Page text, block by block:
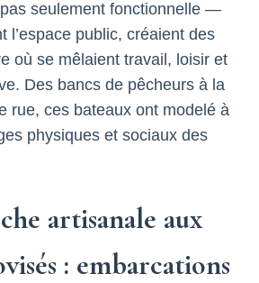
pas seulement fonctionnelle —
l’espace public, créaient des
où se mêlaient travail, loisir et
Des bancs de pêcheurs à la
rue, ces bateaux ont modelé à
physiques et sociaux des
artisanale aux
: embarcations